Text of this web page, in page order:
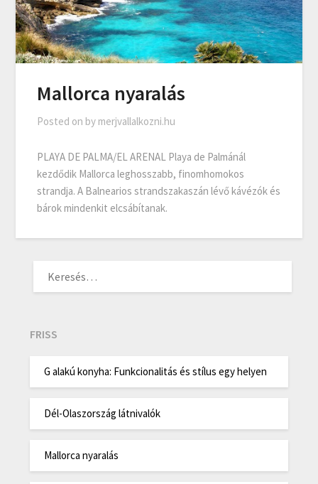
Mallorca nyaralás
Posted on by merjvallalkozni.hu
PLAYA DE PALMA/EL ARENAL Playa de Palmánál
kezdődik Mallorca leghosszabb, finomhomokos
strandja. A Balnearios strandszakaszán lévő kávézók és
bárok mindenkit elcsábítanak.
FRISS
G alakú konyha: Funkcionalitás és stílus egy helyen
Dél-Olaszország látnivalók
Mallorca nyaralás